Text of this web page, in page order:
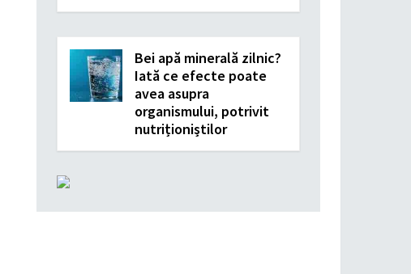
Bei apă minerală zilnic?
Iată ce efecte poate
avea asupra
organismului, potrivit
nutriționiștilor